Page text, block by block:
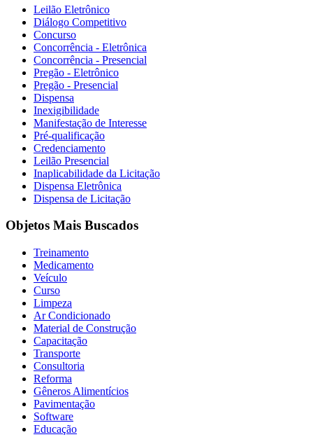
Leilão Eletrônico
Diálogo Competitivo
Concurso
Concorrência - Eletrônica
Concorrência - Presencial
Pregão - Eletrônico
Pregão - Presencial
Dispensa
Inexigibilidade
Manifestação de Interesse
Pré-qualificação
Credenciamento
Leilão Presencial
Inaplicabilidade da Licitação
Dispensa Eletrônica
Dispensa de Licitação
Objetos Mais Buscados
Treinamento
Medicamento
Veículo
Curso
Limpeza
Ar Condicionado
Material de Construção
Capacitação
Transporte
Consultoria
Reforma
Gêneros Alimentícios
Pavimentação
Software
Educação